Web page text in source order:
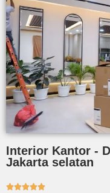
Interior Kantor -
Jakarta selatan
